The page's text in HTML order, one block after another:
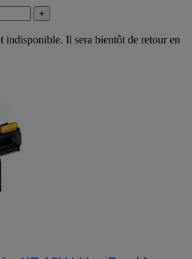
+
indisponible. Il sera bientôt de retour en